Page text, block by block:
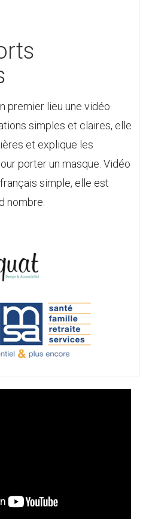
premier lieu une vidéo.
simples et claires, elle
et explique les
porter un masque. Vidéo
simple, elle est
nombre.